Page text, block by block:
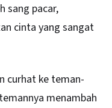
sang pacar,
cinta yang sangat
curhat ke teman-
menambah